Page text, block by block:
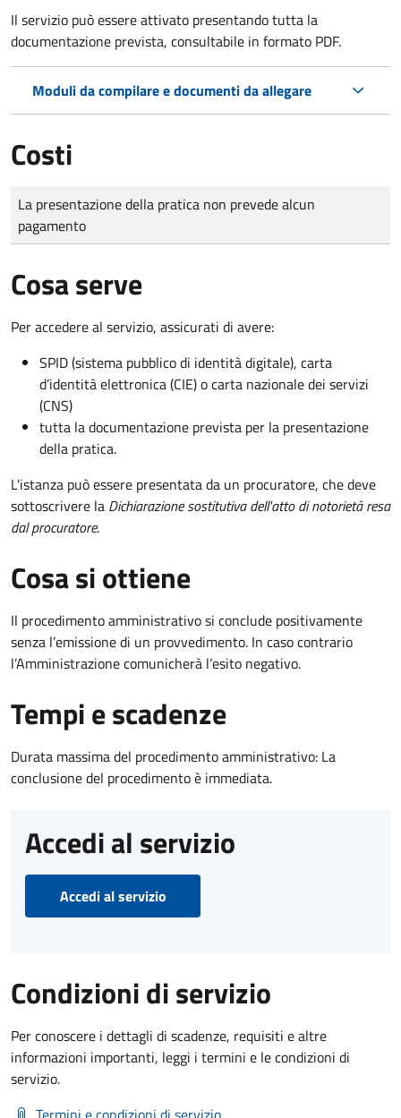
Il servizio può essere attivato presentando tutta la
documentazione prevista, consultabile in formato PDF.
Moduli da compilare e documenti da allegare
Costi
Tipo di pagamento
Importo
La presentazione della pratica non prevede alcun
pagamento
Cosa serve
Per accedere al servizio, assicurati di avere:
SPID (sistema pubblico di identità digitale), carta
d’identità elettronica (CIE) o carta nazionale dei servizi
(CNS)
tutta la documentazione prevista per la presentazione
della pratica.
L'istanza può essere presentata da un procuratore, che deve
sottoscrivere la Dichiarazione sostitutiva dell'atto di notorietà resa
dal procuratore.
Cosa si ottiene
Il procedimento amministrativo si conclude positivamente
senza l’emissione di un provvedimento. In caso contrario
l’Amministrazione comunicherà l’esito negativo.
Tempi e scadenze
Durata massima del procedimento amministrativo: La
conclusione del procedimento è immediata.
Accedi al servizio
Accedi al servizio
Condizioni di servizio
Per conoscere i dettagli di scadenze, requisiti e altre
informazioni importanti, leggi i termini e le condizioni di
servizio.